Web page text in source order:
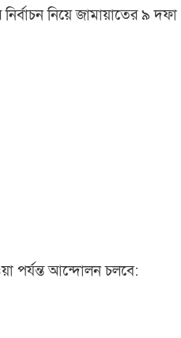
নিয়ে জামায়াতের ৯ দফা
পর্যন্ত আন্দোলন চলবে: